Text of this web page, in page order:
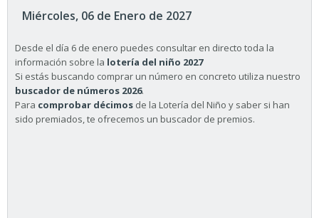
Miércoles, 06 de Enero de 2027
Desde el día 6 de enero puedes consultar en directo toda la
información sobre la lotería del niño 2027
Si estás buscando comprar un número en concreto utiliza nuestro
buscador de números 2026.
Para comprobar décimos de la Lotería del Niño y saber si han
sido premiados, te ofrecemos un buscador de premios.